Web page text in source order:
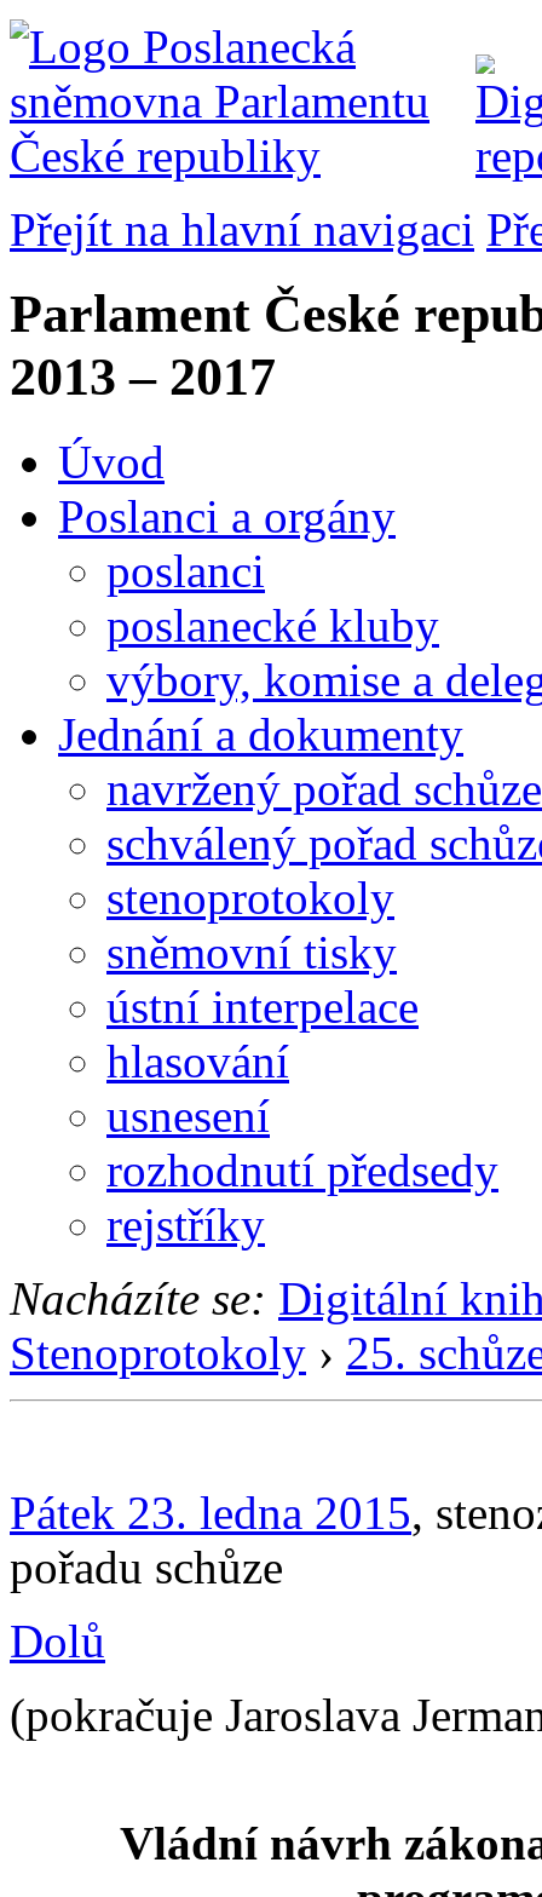
Přejít na hlavní navigaci
Parlament České
2013 – 2017
Úvod
Poslanci a orgány
poslanci
poslanecké kluby
výbory, komise a
Jednání a dokumenty
navržený pořad schůze
schválený pořad
stenoprotokoly
sněmovní tisky
ústní interpelace
hlasování
usnesení
rozhodnutí předsedy
rejstříky
Nacházíte se: Digitální
Stenoprotokoly › 25.
Pátek 23. ledna 2015,
pořadu schůze
Dolů
(pokračuje Jaroslava
Vládní návrh